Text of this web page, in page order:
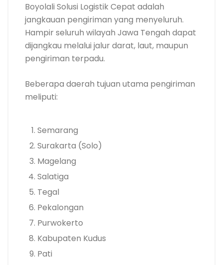
Boyolali Solusi Logistik Cepat adalah
jangkauan pengiriman yang menyeluruh.
Hampir seluruh wilayah Jawa Tengah dapat
dijangkau melalui jalur darat, laut, maupun
pengiriman terpadu.
Beberapa daerah tujuan utama pengiriman
meliputi:
Semarang
Surakarta (Solo)
Magelang
Salatiga
Tegal
Pekalongan
Purwokerto
Kabupaten Kudus
Pati